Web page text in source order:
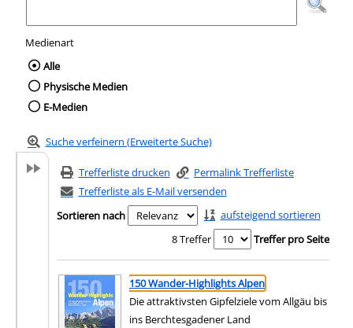
Medienart
Wählen Sie die Medienart nach der Sie
Alle
Physische Medien
E-Medien
Suche verfeinern (Erweiterte Suche)
Trefferliste drucken
Permalink Trefferliste
Trefferliste als E-Mail versenden
Sortieren nach
aufsteigend sortieren
8 Treffer
Treffer pro Seite
Suchergebnis
Zu den Suchfiltern springen
150 Wander-Highlights Alpen
Die attraktivsten Gipfelziele vom Allgäu bis
ins Berchtesgadener Land